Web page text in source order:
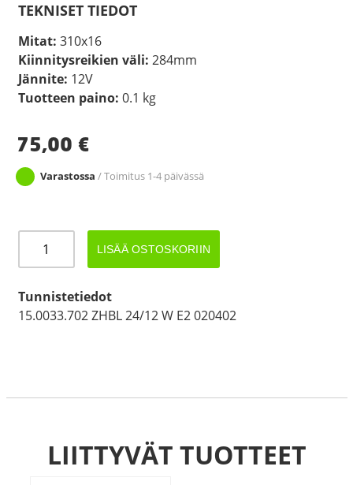
TEKNISET TIEDOT
Mitat: 310x16
Kiinnitysreikien väli: 284mm
Jännite: 12V
Tuotteen paino: 0.1 kg
75,00 €
Varastossa / Toimitus 1-4 päivässä
12V
KIRK
LISÄÄ OSTOSKORIIN
Tunnistetiedot
15.0033.702 ZHBL 24/12 W E2 020402
LIITTYVÄT TUOTTEET